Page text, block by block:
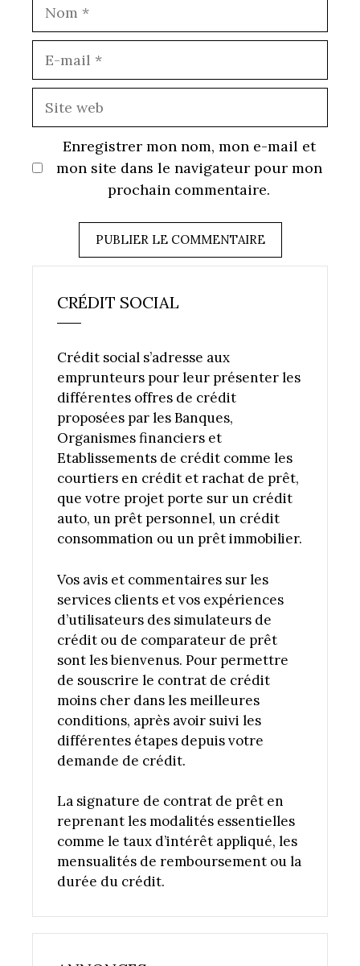
Enregistrer mon nom, mon e-mail et
mon site dans le navigateur pour mon
prochain commentaire.
CRÉDIT SOCIAL
Crédit social s’adresse aux
emprunteurs pour leur présenter les
différentes offres de crédit
proposées par les Banques,
Organismes financiers et
Etablissements de crédit comme les
courtiers en crédit et rachat de prêt,
que votre projet porte sur un crédit
auto, un prêt personnel, un crédit
consommation ou un prêt immobilier.
Vos avis et commentaires sur les
services clients et vos expériences
d’utilisateurs des simulateurs de
crédit ou de comparateur de prêt
sont les bienvenus. Pour permettre
de souscrire le contrat de crédit
moins cher dans les meilleures
conditions, après avoir suivi les
différentes étapes depuis votre
demande de crédit.
La signature de contrat de prêt en
reprenant les modalités essentielles
comme le taux d’intérêt appliqué, les
mensualités de remboursement ou la
durée du crédit.